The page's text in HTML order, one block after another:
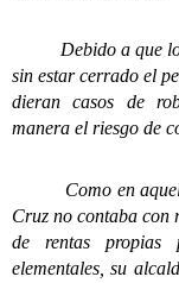
Debido a que los
sin estar cerrado el
dieran casos de
manera el riesgo de
Como en
Cruz no contaba con
de rentas propias
elementales, su